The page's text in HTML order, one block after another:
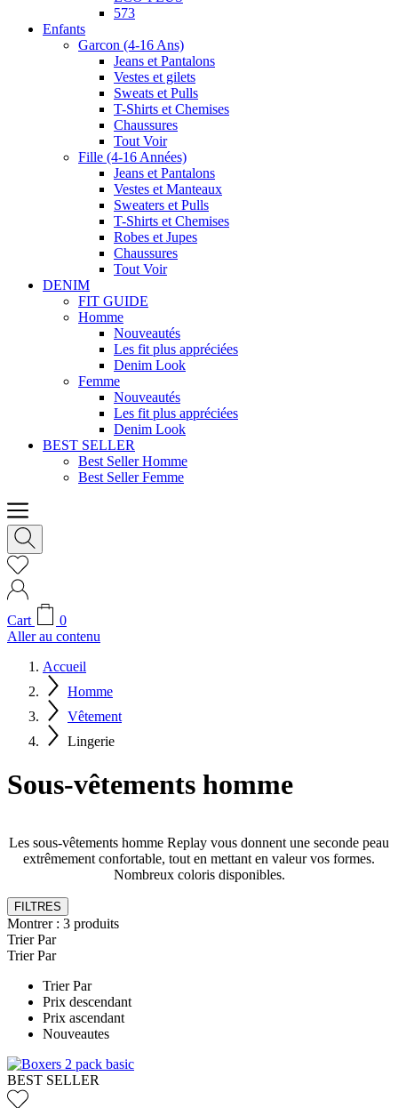
573
Enfants
Garcon (4-16 Ans)
Jeans et Pantalons
Vestes et gilets
Sweats et Pulls
T-Shirts et Chemises
Chaussures
Tout Voir
Fille (4-16 Années)
Jeans et Pantalons
Vestes et Manteaux
Sweaters et Pulls
T-Shirts et Chemises
Robes et Jupes
Chaussures
Tout Voir
DENIM
FIT GUIDE
Homme
Nouveautés
Les fit plus appréciées
Denim Look
Femme
Nouveautés
Les fit plus appréciées
Denim Look
BEST SELLER
Best Seller Homme
Best Seller Femme
Cart
0
Aller au contenu
Accueil
Homme
Vêtement
Lingerie
Sous-vêtements homme
Les sous-vêtements homme Replay vous donnent une seconde peau
extrêmement confortable, tout en mettant en valeur vos formes.
Nombreux coloris disponibles.
FILTRES
Montrer : 3 produits
Trier Par
Trier Par
Trier Par
Prix descendant
Prix ascendant
Nouveautes
BEST SELLER